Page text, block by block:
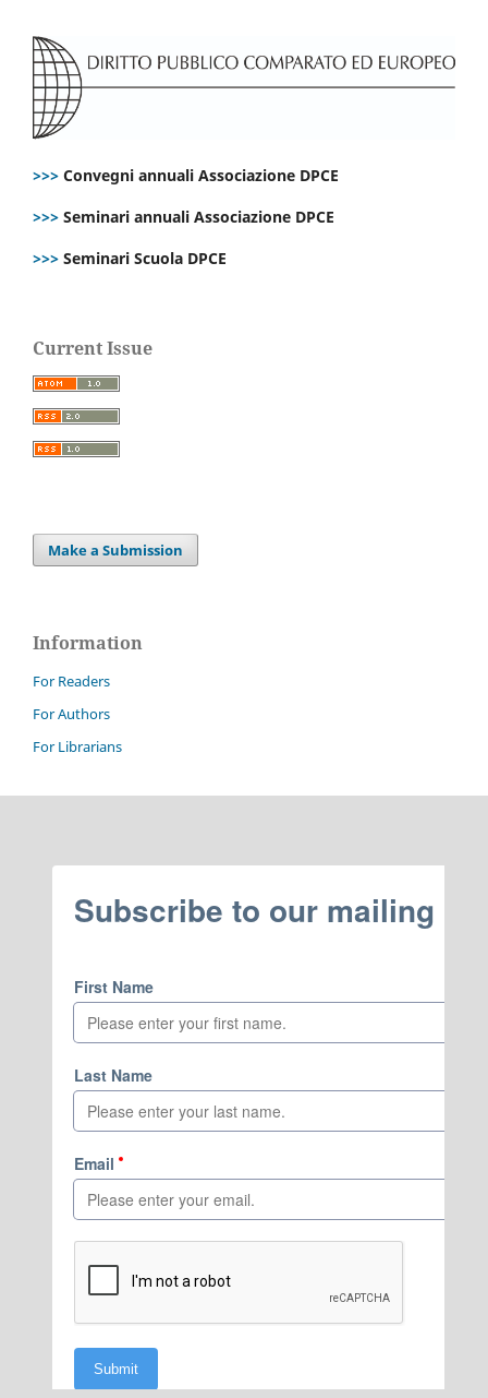
>>> Convegni annuali Associazione DPCE
>>> Seminari annuali Associazione DPCE
>>> Seminari Scuola DPCE
Current Issue
Make a Submission
Information
For Readers
For Authors
For Librarians